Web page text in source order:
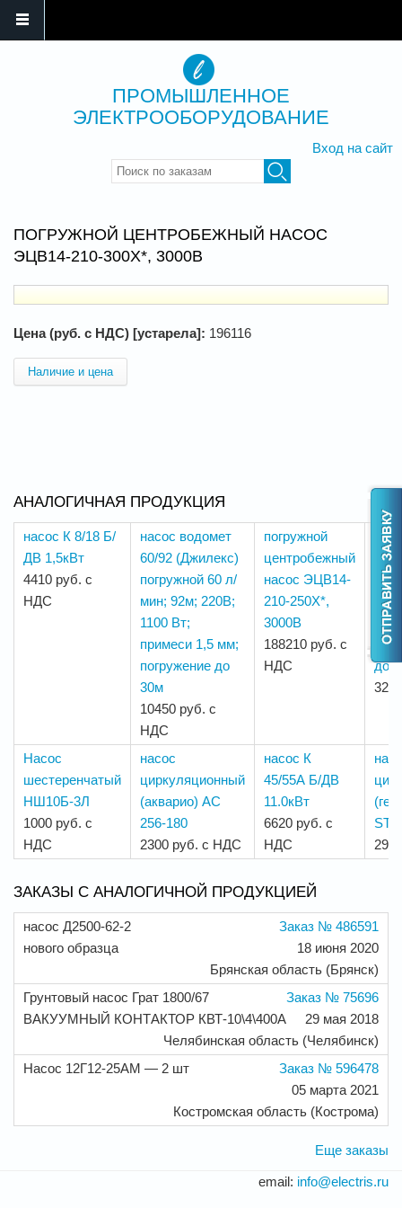
ПРОМЫШЛЕННОЕ
ЭЛЕКТРООБОРУДОВАНИЕ
Вход на сайт
Введите ключевые слова для
ПОГРУЖНОЙ ЦЕНТРОБЕЖНЫЙ НАСОС
ЭЦВ14-210-300Х*, 3000В
Цена (руб. с НДС) [устарела]: 196116
Наличие и цена
АНАЛОГИЧНАЯ ПРОДУКЦИЯ
насос К 8/18 Б/
ДВ 1,5кВт
4410 руб. с
НДС
насос водомет
60/92 (Джилекс)
погружной 60 л/
мин; 92м; 220В;
1100 Вт;
примеси 1,5 мм;
погружение до
30м
10450 руб. с
НДС
погружной
центробежный
насос ЭЦВ14-
210-250Х*,
3000В
188210 руб. с
НДС
м3/
до
Насос
шестеренчатый
НШ10Б-3Л
1000 руб. с
НДС
насос
циркуляционный
(акварио) АС
256-180
2300 руб. с НДС
насос К
45/55А Б/ДВ
11.0кВт
6620 руб. с
НДС
ЗАКАЗЫ С АНАЛОГИЧНОЙ ПРОДУКЦИЕЙ
Заказ № 486591
18 июня 2020
Брянская область (Брянск)
насос Д2500-62-2
нового образца
Заказ № 75696
29 мая 2018
Челябинская область (Челябинск)
Грунтовый насос Грат 1800/67
ВАКУУМНЫЙ КОНТАКТОР КВТ-10\4\400А
Заказ № 596478
05 марта 2021
Костромская область (Кострома)
Насос 12Г12-25АМ — 2 шт
Еще заказы
email: info@electris.ru